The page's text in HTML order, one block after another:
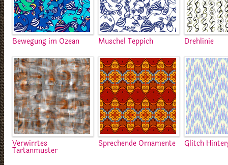
Bewegung im Ozean Muschel Teppich Drehlinie
Verwirrtes
Tartanmuster
Sprechende Ornamente Glitch